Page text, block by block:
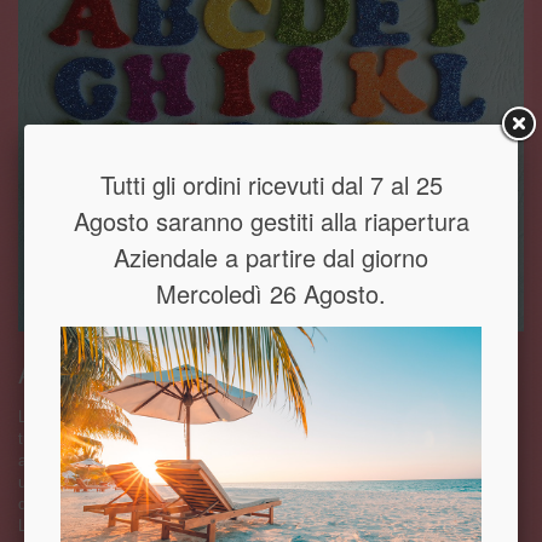
Alfabeto in polistirolo per feste
L’alfabeto in polistirolo per feste è lo stampo maggiormente richiesto da
tutti coloro che posseggono un negozio di articoli per feste o per gli
amanti del decoupage. L’alfabeto, infatti, viene in particolar modo
utilizzato come decorazione da vetrina o per realizzare scritte
decorative per allestire l’ambiente di una festa o una cameretta.
L’alfabeto in polistirolo può anche essere un abbellimento per una
Tutti gli ordini ricevuti dal 7 al 25
Agosto saranno gestiti alla riapertura
Aziendale a partire dal giorno
Mercoledì 26 Agosto.